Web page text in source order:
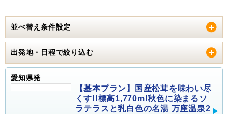
並べ替え条件設定
出発地・日程で絞り込む
愛知県発
【基本プラン】国産松茸を味わい尽
くす!!標高1,770m!秋色に染まるソ
ラテラスと乳白色の名湯 万座温泉2